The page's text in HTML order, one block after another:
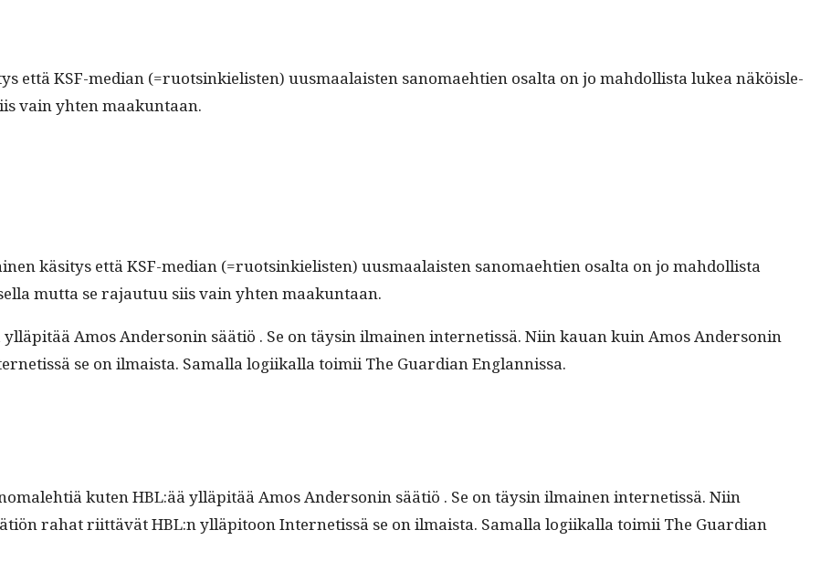
että KSF-medi­an (=ruotsinkielis­ten) uus­maalais­ten sanomae­htien osalta on jo mah­dol­lista lukea näköisle­
vain yht­en maakuntaan.
käsi­tys että KSF-medi­an (=ruotsinkielis­ten) uus­maalais­ten sanomae­htien osalta on jo mah­dol­lista
mut­ta se rajau­tuu siis vain yht­en maakuntaan.
Amos Ander­son­in säätiö . Se on täysin ilmainen inter­netis­sä. Niin kauan kuin Amos Ander­son­in
se on ilmaista. Samal­la logi­ikalla toimii The Guardian Englannissa.
kuten HBL:ää ylläpitää Amos Ander­son­in säätiö . Se on täysin ilmainen inter­netis­sä. Niin
rahat riit­tävät HBL:n ylläpi­toon Inter­netis­sä se on ilmaista. Samal­la logi­ikalla toimii The Guardian